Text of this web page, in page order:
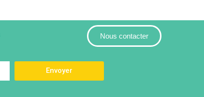
Nous contacter
Envoyer